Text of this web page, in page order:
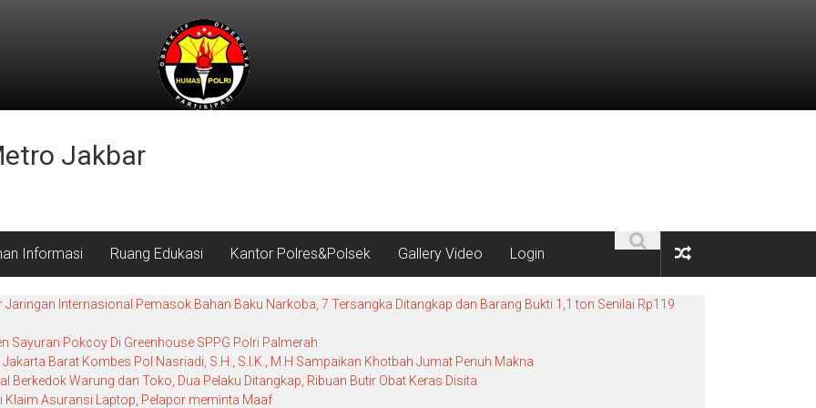
Jakbar
Informasi Ruang Edukasi Kantor Polres&Polsek Gallery Video Login
Internasional Pemasok Bahan Baku Narkoba, 7 Tersangka Ditangkap dan Barang Bukti 1,1 ton Senilai Rp119
Sayuran Pokcoy Di Greenhouse SPPG Polri Palmerah
Barat Kombes Pol Nasriadi, S.H., S.I.K., M.H Sampaikan Khotbah Jumat Penuh Makna
Berkedok Warung dan Toko, Dua Pelaku Ditangkap, Ribuan Butir Obat Keras Disita
Klaim Asuransi Laptop, Pelapor meminta Maaf